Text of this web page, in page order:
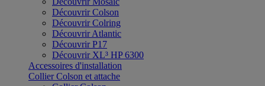
Découvrir Colson
Découvrir Colring
Découvrir Atlantic
Découvrir P17
Découvrir XL³ HP 6300
Accessoires d'installation
Collier Colson et attache